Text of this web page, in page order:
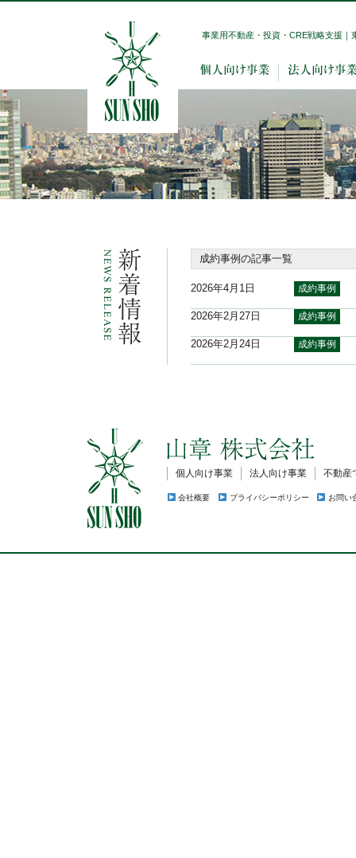
事業用不動産・投資・CRE戦略支援
成約事例の記事一覧
2026年4月1日 成約事例
2026年2月27日 成約事例
2026年2月24日 成約事例
個人向け事業 法人向け事業 不動産
会社概要 プライバシーポリシー お問い